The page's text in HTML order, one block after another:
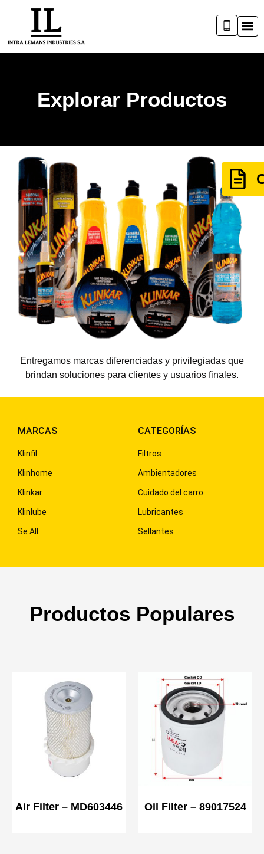
Explorar Productos
Entregamos marcas diferenciadas y privilegiadas que
brindan soluciones para clientes y usuarios finales.
MARCAS
Klinfil
Klinhome
Klinkar
Klinlube
Se All
CATEGORÍAS
Filtros
Ambientadores
Cuidado del carro
Lubricantes
Sellantes
Productos Populares
Air Filter – MD603446 Oil Filter – 89017524